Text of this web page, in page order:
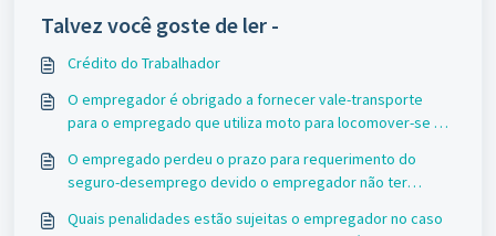
Talvez você goste de ler -
Crédito do Trabalhador
O empregador é obrigado a fornecer vale-transporte
para o empregado que utiliza moto para locomover-se ao
O empregado perdeu o prazo para requerimento do
seguro-desemprego devido o empregador não ter
empregador indenizar o empregado o valor
Quais penalidades estão sujeitas o empregador no caso